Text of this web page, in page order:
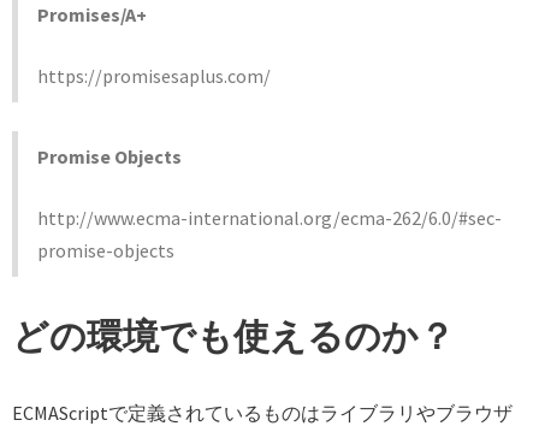
Promises/A+
https://promisesaplus.com/
Promise Objects
http://www.ecma-international.org/ecma-262/6.0/#sec-
promise-objects
どの環境でも使えるのか？
ECMAScriptで定義されているものはライブラリやブラウザ